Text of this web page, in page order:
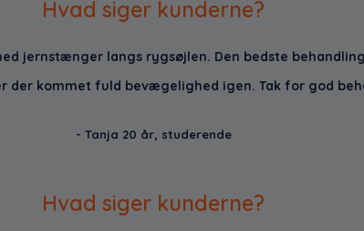
Hvad siger kunderne?
jernstænger langs rygsøjlen. Den bedste
der kommet fuld bevægelighed igen. Tak for god
- Tanja 20 år, studerende
Hvad siger kunderne?